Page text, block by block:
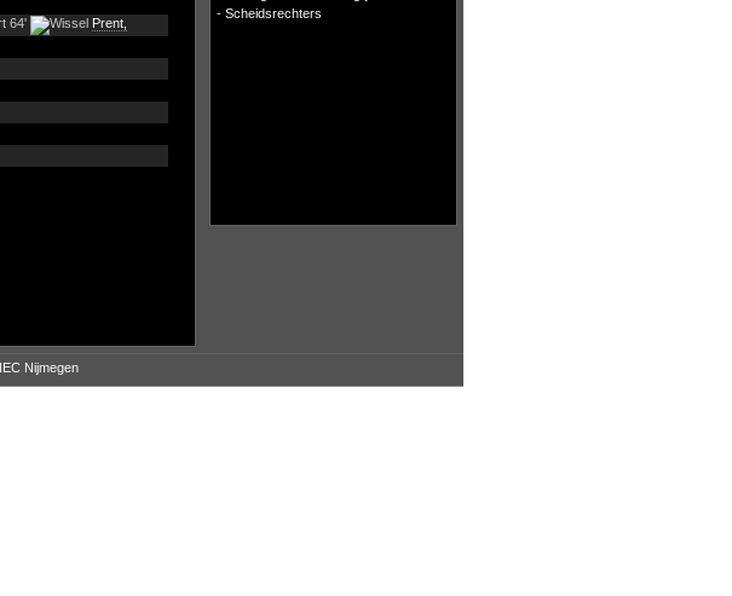
64'
Prent,
- Scheidsrechters
Nijmegen